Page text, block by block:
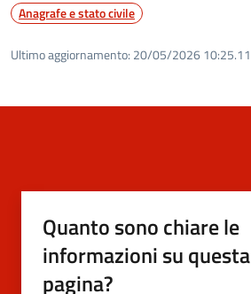
Anagrafe e stato civile
Ultimo aggiornamento: 20/05/2026 10:25.11
Quanto sono chiare le
informazioni su questa
pagina?